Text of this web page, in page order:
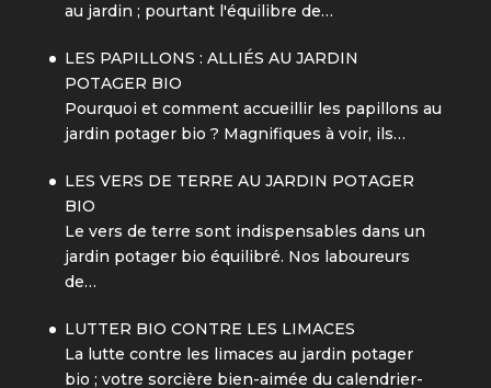
au jardin ; pourtant l'équilibre de…
LES PAPILLONS : ALLIÉS AU JARDIN
POTAGER BIO
Pourquoi et comment accueillir les papillons au
jardin potager bio ? Magnifiques à voir, ils…
LES VERS DE TERRE AU JARDIN POTAGER
BIO
Le vers de terre sont indispensables dans un
jardin potager bio équilibré. Nos laboureurs
de…
LUTTER BIO CONTRE LES LIMACES
La lutte contre les limaces au jardin potager
bio ; votre sorcière bien-aimée du calendrier-